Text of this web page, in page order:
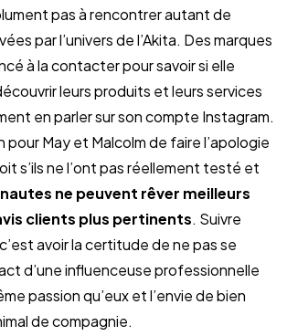
pas à rencontrer autant de
par l’univers de l’Akita. Des marques
à la contacter pour savoir si elle
leurs produits et leurs services
en parler sur son compte Instagram.
pour May et Malcolm de faire l’apologie
s’ils ne l’ont pas réellement testé et
ne peuvent rêver meilleurs
clients plus pertinents. Suivre
avoir la certitude de ne pas se
d’une influenceuse professionnelle
passion qu’eux et l’envie de bien
de compagnie.